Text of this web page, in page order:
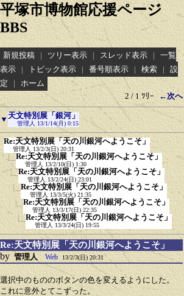
平塚市博物館応援ページ
BBS
新規投稿 | ツリー表示 | スレッド表示 |
一覧
表示
| トピック表示 | 番号順表示 | 検索 |
設
定
|
ホーム
2 / 1 ﾂﾘｰ ←次へ
▼ 天文特別展「銀河」
管理人 13/1/14(月) 0:15
Re:天文特別展「天の川銀河へようこそ」
管理人 13/2/3(日) 20:31
Re:天文特別展「天の川銀河へようこそ」
管理人 13/2/10(日) 1:30
Re:天文特別展「天の川銀河へようこそ」
管理人 13/2/24(日) 23:01
Re:天文特別展「天の川銀河へようこそ」
管理人 13/3/5(火) 21:35
Re:天文特別展「天の川銀河へようこそ」
管理人 13/3/17(日) 22:35
Re:天文特別展「天の川銀河へようこそ」
管理人 13/3/24(日) 19:55
Re:天文特別展「天の川銀河へようこそ」
by 管理人 Web 13/2/3(日) 20:31
選択中のもののボタンの色を変えるようにした。
これに意外とてこずった。